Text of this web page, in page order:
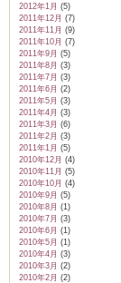
2012年1月 (5)
2011年12月 (7)
2011年11月 (9)
2011年10月 (7)
2011年9月 (5)
2011年8月 (3)
2011年7月 (3)
2011年6月 (2)
2011年5月 (3)
2011年4月 (3)
2011年3月 (6)
2011年2月 (3)
2011年1月 (5)
2010年12月 (4)
2010年11月 (5)
2010年10月 (4)
2010年9月 (5)
2010年8月 (1)
2010年7月 (3)
2010年6月 (1)
2010年5月 (1)
2010年4月 (3)
2010年3月 (2)
2010年2月 (2)